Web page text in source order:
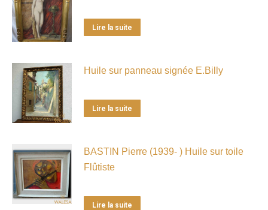
Lire la suite
Huile sur panneau signée E.Billy
Lire la suite
BASTIN Pierre (1939- ) Huile sur toile
Flûtiste
Lire la suite